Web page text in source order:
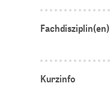
Fachdisziplin(en)
Kurzinfo